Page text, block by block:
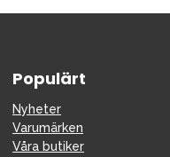
Populärt
Nyheter
Varumärken
Våra butiker